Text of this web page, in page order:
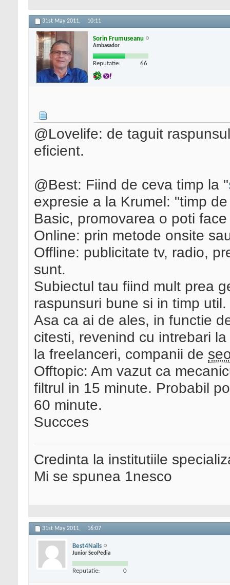
31st May 2011, 10:11
Sorin Frumuseanu
Ambasador
Reputatie: 66
@Lovelife: de taguit
eficient.
@Best: Fiind de ceva timp la "
expresie a la Krumel: "timp
Basic, promovarea o poti
Online: prin metode onsite
Offline: publicitate tv, radio,
sunt.
Subiectul tau fiind mult prea
raspunsuri bune si in timp util.
Asa ca ai de ales, in functie
citesti, revenind cu intrebari
la freelanceri, companii de
Offtopic: Am vazut ca
filtrul in 15 minute. Probabil
60 minute.
Succces
Credinta la institutiile
Mi se spunea 1nesco
31st May 2011, 16:07
Best4Nails
Junior SeoPedia
Reputatie: 0